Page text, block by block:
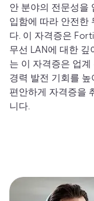
안 분야의 전문성을
입함에 따라 안전한
다. 이 자격증은
무선 LAN에 대한
는 이 자격증은 업
경력 발전 기회를
편안하게 자격증을
니다.